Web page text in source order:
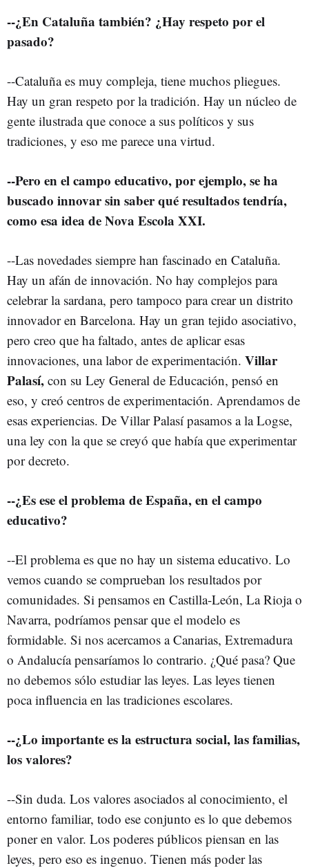
--¿En Cataluña también? ¿Hay respeto por el
pasado?
--Cataluña es muy compleja, tiene muchos pliegues.
Hay un gran respeto por la tradición. Hay un núcleo de
gente ilustrada que conoce a sus políticos y sus
tradiciones, y eso me parece una virtud.
--Pero en el campo educativo, por ejemplo, se ha
buscado innovar sin saber qué resultados tendría,
como esa idea de Nova Escola XXI.
--Las novedades siempre han fascinado en Cataluña.
Hay un afán de innovación. No hay complejos para
celebrar la sardana, pero tampoco para crear un distrito
innovador en Barcelona. Hay un gran tejido asociativo,
pero creo que ha faltado, antes de aplicar esas
innovaciones, una labor de experimentación. Villar
Palasí, con su Ley General de Educación, pensó en
eso, y creó centros de experimentación. Aprendamos de
esas experiencias. De Villar Palasí pasamos a la Logse,
una ley con la que se creyó que había que experimentar
por decreto.
--¿Es ese el problema de España, en el campo
educativo?
--El problema es que no hay un sistema educativo. Lo
vemos cuando se comprueban los resultados por
comunidades. Si pensamos en Castilla-León, La Rioja o
Navarra, podríamos pensar que el modelo es
formidable. Si nos acercamos a Canarias, Extremadura
o Andalucía pensaríamos lo contrario. ¿Qué pasa? Que
no debemos sólo estudiar las leyes. Las leyes tienen
poca influencia en las tradiciones escolares.
--¿Lo importante es la estructura social, las familias,
los valores?
--Sin duda. Los valores asociados al conocimiento, el
entorno familiar, todo ese conjunto es lo que debemos
poner en valor. Los poderes públicos piensan en las
leyes, pero eso es ingenuo. Tienen más poder las